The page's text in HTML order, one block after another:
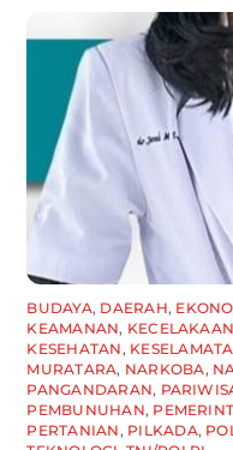
BUDAYA, DAERAH,
KEAMANAN, KECELAKAAN
KESEHATAN ,
MURATARA, NARKOBA,
PANGANDARAN,
PEMBUNUHAN,
PERTANIAN , PILKADA,